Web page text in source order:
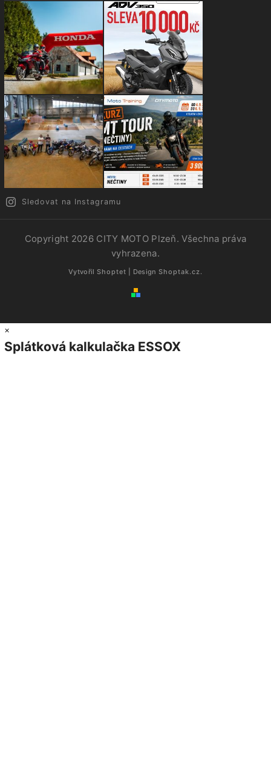
Sledovat na Instagramu
Copyright 2026 CITY MOTO Plzeň. Všechna práva
vyhrazena.
Vytvořil Shoptet | Design Shoptak.cz.
×
Splátková kalkulačka ESSOX